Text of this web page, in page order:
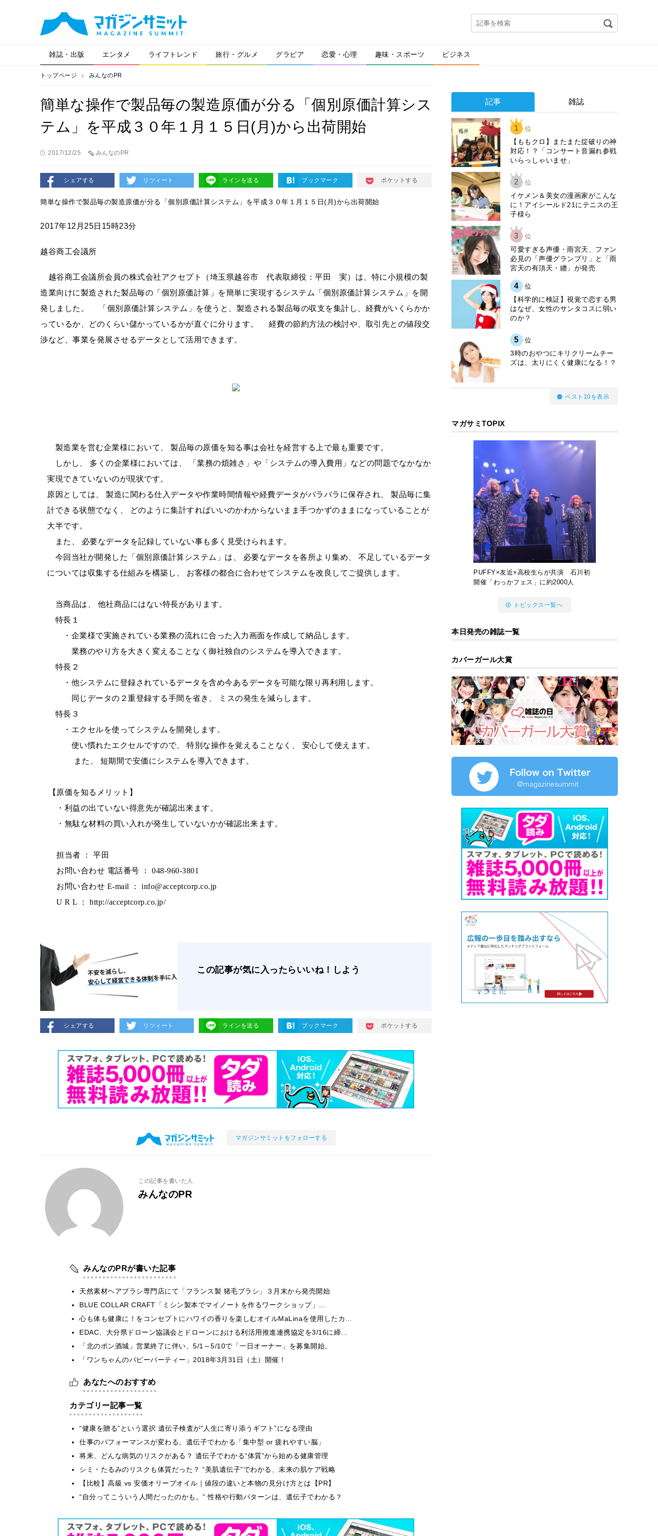
雑誌・出版 エンタメ ライフトレンド 旅行・グルメ グラビア 恋愛・心理 趣味・スポーツ ビジネス
トップページ みんなのPR
簡単な操作で製品毎の製造原価が分る「個別原価計算シス
テム」を平成３０年１月１５日(月)から出荷開始
2017/12/25 みんなのPR
シェアする リツィート ラインを送る ブックマーク ポケットする
簡単な操作で製品毎の製造原価が分る「個別原価計算システム」を平成３０年１月１５日(月)から出荷開始
2017年12月25日15時23分
越谷商工会議所
越谷商工会議所会員の株式会社アクセプト（埼玉県越谷市 代表取締役：平田 実）は、特に小規模の製
造業向けに製造された製品毎の「個別原価計算」を簡単に実現するシステム「個別原価計算システム」を開
発しました。 「個別原価計算システム」を使うと、製造される製品毎の収支を集計し、経費がいくらかか
っているか、どのくらい儲かっているかが直ぐに分ります。 経費の節約方法の検討や、取引先との値段交
渉など、事業を発展させるデータとして活用できます。
製造業を営む企業様において、 製品毎の原価を知る事は会社を経営する上で最も重要です。
しかし、 多くの企業様においては、 「業務の煩雑さ」や「システムの導入費用」などの問題でなかなか
実現できていないのが現状です。
原因としては、 製造に関わる仕入データや作業時間情報や経費データがバラバラに保存され、 製品毎に集
計できる状態でなく、 どのように集計すればいいのかわからないまま手つかずのままになっていることが
大半です。
また、 必要なデータを記録していない事も多く見受けられます。
今回当社が開発した「個別原価計算システム」は、 必要なデータを各所より集め、 不足しているデータ
については収集する仕組みを構築し、 お客様の都合に合わせてシステムを改良してご提供します。
当商品は、 他社商品にはない特長があります。
特長１
・企業様で実施されている業務の流れに合った入力画面を作成して納品します。
業務のやり方を大きく変えることなく御社独自のシステムを導入できます。
特長２
・他システムに登録されているデータを含め今あるデータを可能な限り再利用します。
同じデータの２重登録する手間を省き、 ミスの発生を減らします。
特長３
・エクセルを使ってシステムを開発します。
使い慣れたエクセルですので、 特別な操作を覚えることなく、 安心して使えます。
また、 短期間で安価にシステムを導入できます。
【原価を知るメリット】
・利益の出ていない得意先が確認出来ます。
・無駄な材料の買い入れが発生していないかが確認出来ます。
担当者 ： 平田
お問い合わせ 電話番号 ： 048‐960-3801
お問い合わせ E-mail ： info@acceptcorp.co.jp
U R L ： http://acceptcorp.co.jp/
この記事が気に入ったらいいね！しよう
シェアする リツィート ラインを送る ブックマーク ポケットする
マガジンサミットをフォローする
この記事を書いた人
みんなのPR
みんなのPRが書いた記事
天然素材ヘアブラシ専門店にて「フランス製 猪毛ブラシ」３月末から発売開始
BLUE COLLAR CRAFT「ミシン製本でマイノートを作るワークショップ」…
心も体も健康に！をコンセプトにハワイの香りを楽しむオイルMaLinaを使用したカ…
EDAC、大分県ドローン協議会とドローンにおける利活用推進連携協定を3/16に締…
「北のポン酒城」営業終了に伴い、5/1～5/10で「一日オーナー」を募集開始。
「ワンちゃんのパピーパーティー」2018年3月31日（土）開催！
あなたへのおすすめ
カテゴリー記事一覧
“健康を贈る”という選択 遺伝子検査が“人生に寄り添うギフト”になる理由
仕事のパフォーマンスが変わる。遺伝子でわかる「集中型 or 疲れやすい脳」
将来、どんな病気のリスクがある？ 遺伝子でわかる“体質”から始める健康管理
シミ・たるみのリスクも体質だった？ “美肌遺伝子”でわかる、未来の肌ケア戦略
【比較】高級 vs 安価オリーブオイル｜値段の違いと本物の見分け方とは【PR】
“自分ってこういう人間だったのかも。” 性格や行動パターンは、遺伝子でわかる？
記事 雑誌
1 位
【ももクロ】またまた掟破りの神
対応！？「コンサート音漏れ参戦
いらっしゃいませ」
2 位
イケメン＆美女の漫画家がこんな
に！アイシールド21にテニスの王
子様ら
3 位
可愛すぎる声優・雨宮天、ファン
必見の「声優グランプリ」と「雨
宮天の有頂天・纏」が発売
4 位
【科学的に検証】視覚で恋する男
はなぜ、女性のサンタコスに弱い
のか？
5 位
3時のおやつにキリクリームチー
ズは、太りにくく健康になる！？
ベスト10を表示
マガサミTOPIX
PUFFY×友近×高校生らが共演 石川初
開催「わっかフェス」に約2000人
トピックス一覧へ
本日発売の雑誌一覧
カバーガール大賞